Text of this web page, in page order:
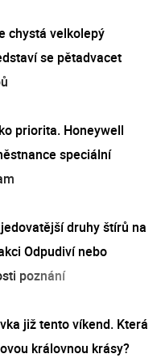
chystá velkolepý
se pětadvacet
priorita. Honeywell
speciální
druhy štírů na
Odpudiví nebo
poznání
již tento víkend. Která
královnou krásy?